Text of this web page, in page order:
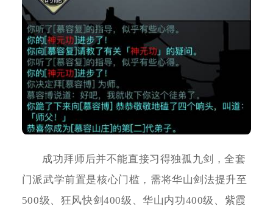
成功拜师后并不能直接习得独孤九剑，全套
门派武学前置是核心门槛，需将华山剑法提升至
500级、狂风快剑400级、华山内功400级、紫霞